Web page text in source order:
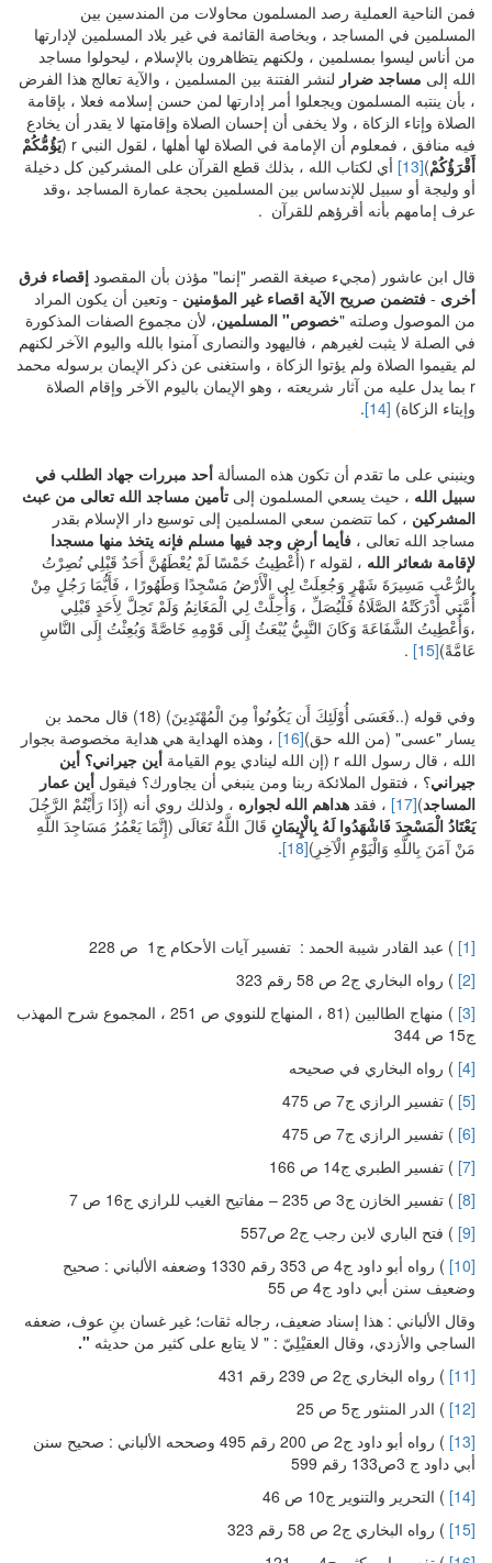
فمن الناحية العملية رصد المسلمون محاولات من المندسين بين
المسلمين في المساجد ، وبخاصة القائمة في غير بلاد المسلمين لإدارتها
من أناس ليسوا بمسلمين ، ولكنهم يتظاهرون بالإسلام ، ليحولوا مساجد
الله إلى مساجد ضرار لنشر الفتنة بين المسلمين ، والآية تعالج هذا الفرض
، بأن ينتبه المسلمون ويجعلوا أمر إدارتها لمن حسن إسلامه فعلا ، بإقامة
الصلاة وإتاء الزكاة ، ولا يخفى أن إحسان الصلاة وإقامتها لا يقدر أن يخادع
فيه منافق ، فمعلوم أن الإمامة في الصلاة لها أهلها ، لقول النبي r (
يَؤُمُّكُمْ
أَقْرَؤُكُمْ)
[13]
أي لكتاب الله ، بذلك قطع القرآن على المشركين كل دخيلة
أو وليجة أو سبيل للإندساس بين المسلمين بحجة عمارة المساجد ،وقد
عرف إمامهم بأنه أقرؤهم للقرآن .
قال ابن عاشور (مجيء صيغة القصر "إنما" مؤذن بأن المقصود إقصاء فرق
أخرى - فتضمن صريح الآية اقصاء غير المؤمنين - وتعين أن يكون المراد
من الموصول وصلته "خصوص" المسلمين، لأن مجموع الصفات المذكورة
في الصلة لا يثبت لغيرهم ، فاليهود والنصارى آمنوا بالله واليوم الآخر لكنهم
لم يقيموا الصلاة ولم يؤتوا الزكاة ، واستغنى عن ذكر الإيمان برسوله محمد
r بما يدل عليه من آثار شريعته ، وهو الإيمان باليوم الآخر وإقام الصلاة
وإيتاء الزكاة) [14]
.
وينبني على ما تقدم أن تكون هذه المسألة أحد مبررات جهاد الطلب في
سبيل الله ، حيث يسعي المسلمون إلى تأمين مساجد الله تعالى من عبث
المشركين ، كما تتضمن سعي المسلمين إلى توسيع دار الإسلام بقدر
مساجد الله تعالى ، فأيما أرض وجد فيها مسلم فإنه يتخذ منها مسجدا
لإقامة شعائر الله
، لقوله r (أُعْطِيتُ خَمْسًا لَمْ يُعْطَهُنَّ أَحَدٌ قَبْلِي نُصِرْتُ
بِالرُّعْبِ مَسِيرَةَ شَهْرٍ وَجُعِلَتْ لِي الْأَرْضُ مَسْجِدًا وَطَهُورًا ، فَأَيُّمَا رَجُلٍ مِنْ
أُمَّتِي أَدْرَكَتْهُ الصَّلَاةُ فَلْيُصَلِّ ، وَأُحِلَّتْ لِي الْمَغَانِمُ وَلَمْ تَحِلَّ لِأَحَدٍ قَبْلِي
،وَأُعْطِيتُ الشَّفَاعَةَ وَكَانَ النَّبِيُّ يُبْعَثُ إِلَى قَوْمِهِ خَاصَّةً وَبُعِثْتُ إِلَى النَّاسِ
عَامَّةً)[15]
.
وفي قوله (..فَعَسَى أُوْلَئِكَ أَن يَكُونُواْ مِنَ الْمُهْتَدِينَ) (18) قال محمد بن
يسار "عسى" (من الله حق)[16]
، وهذه الهداية هي هداية مخصوصة بجوار
الله ، قال رسول الله r (إن الله لينادي يوم القيامة
أين جيراني؟ أين
جيراني؟ ، فتقول الملائكة ربنا ومن ينبغي أن يجاورك؟ فيقول أين عمار
المساجد)
[17] ، فقد هداهم الله لجواره ، ولذلك روي أنه (إِذَا رَأَيْتُمْ الرَّجُلَ
يَعْتَادُ الْمَسْجِدَ فَاشْهَدُوا لَهُ بِالْإِيمَانِ قَالَ اللَّهُ تَعَالَى (إِنَّمَا يَعْمُرُ مَسَاجِدَ اللَّهِ
مَنْ آمَنَ بِاللَّهِ وَالْيَوْمِ الْآخِرِ)[18]
.
[1]
) عبد القادر شيبة الحمد : تفسير آيات الأحكام ج1 ص 228
[2]
) رواه البخاري ج2 ص 58 رقم 323
[3]
) منهاج الطالبين (81 ، المنهاج للنووي ص 251 ، المجموع شرح المهذب
ج15 ص 344
[4]
) رواه البخاري في صحيحه
[5]
) تفسير الرازي ج7 ص 475
[6]
) تفسير الرازي ج7 ص 475
[7]
) تفسير الطبري ج14 ص 166
[8]
) تفسير الخازن ج3 ص 235 – مفاتيح الغيب للرازي ج16 ص 7
[9]
) فتح الباري لابن رجب ج2 ص557
[10]
) رواه أبو داود ج4 ص 353 رقم 1330 وضعفه الألباني : صحيح
وضعيف سنن أبي داود ج4 ص 55
وقال الألباني : هذا إسناد ضعيف، رجاله ثقات؛ غير غسان بنِ عوف، ضعفه
الساجي والأزدي، وقال العقيْلِيّ : " لا يتابع على كثير من حديثه ".
[11]
) رواه البخاري ج2 ص 239 رقم 431
[12]
) الدر المنثور ج5 ص 25
[13]
) رواه أبو داود ج2 ص 200 رقم 495 وصححه الألباني : صحيح سنن
أبي داود ج 3ص133 رقم 599
[14]
) التحرير والتنوير ج10 ص 46
[15]
) رواه البخاري ج2 ص 58 رقم 323